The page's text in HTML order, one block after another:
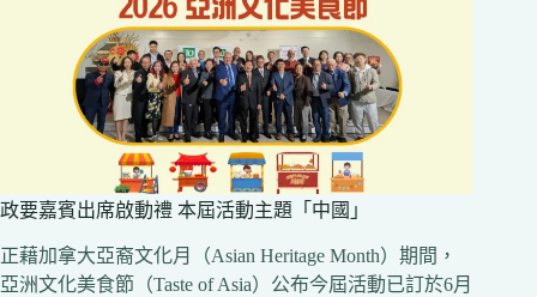
政要嘉賓出席啟動禮 本屆活動主題「中國」
正藉加拿大亞裔文化月（Asian Heritage Month）期間，
亞洲文化美食節（Taste of Asia）公布今屆活動已訂於6月